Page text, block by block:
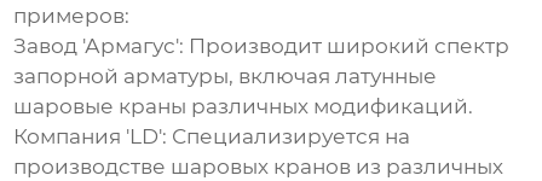
примеров:
Завод 'Армагус': Производит широкий спектр
запорной арматуры, включаялатунные
шаровые краны различных модификаций.
Компания 'LD': Специализируется на
производстве шаровых кранов из различных